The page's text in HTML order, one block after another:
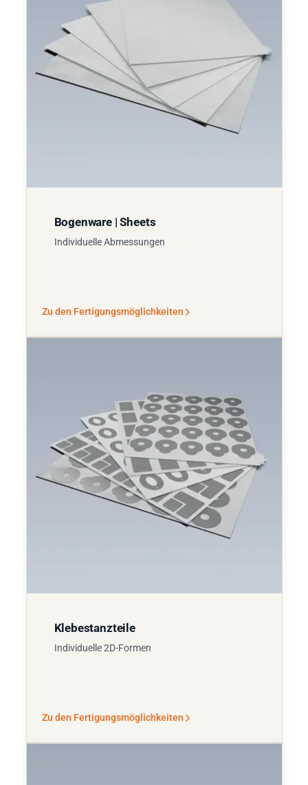
Bogenware | Sheets
Individuelle Abmessungen
Zu den Fertigungsmöglichkeiten
Klebestanzteile
Individuelle 2D-Formen
Zu den Fertigungsmöglichkeiten